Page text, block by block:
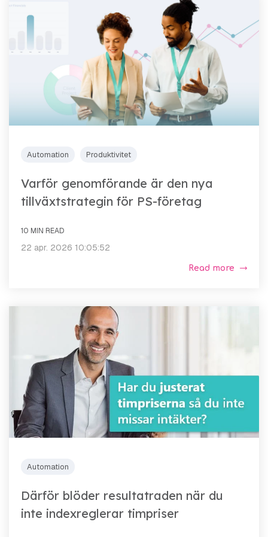
Automation Produktivitet
Varför genomförande är den nya
tillväxtstrategin för PS-företag
10 MIN READ
22 apr. 2026 10:05:52
Read more
Automation
Därför blöder resultatraden när du
inte indexreglerar timpriser